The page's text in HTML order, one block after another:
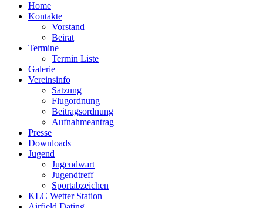
Home
Kontakte
Vorstand
Beirat
Termine
Termin Liste
Galerie
Vereinsinfo
Satzung
Flugordnung
Beitragsordnung
Aufnahmeantrag
Presse
Downloads
Jugend
Jugendwart
Jugendtreff
Sportabzeichen
KLC Wetter Station